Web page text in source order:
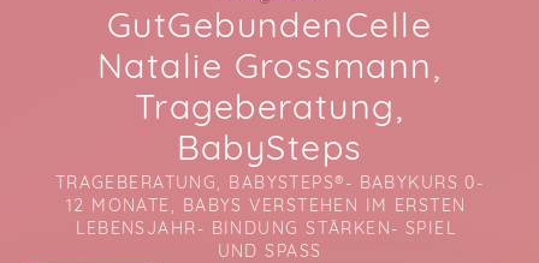
GutGebundenCelle
Natalie Grossmann,
Trageberatung,
BabySteps
TRAGEBERATUNG, BABYSTEPS®- BABYKURS 0-
12 MONATE, BABYS VERSTEHEN IM ERSTEN
LEBENSJAHR- BINDUNG STÄRKEN- SPIEL
UND SPASS